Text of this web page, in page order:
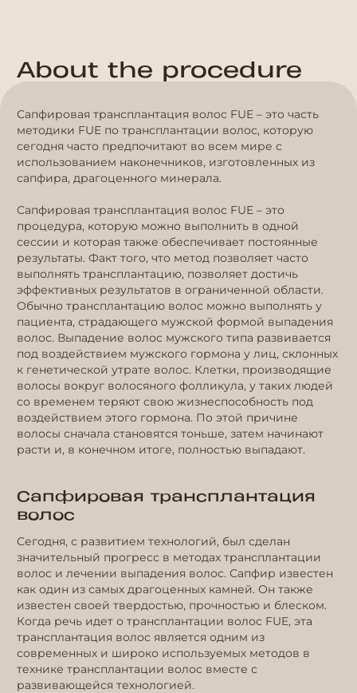
About the procedure
Сапфировая трансплантация волос FUE – это часть
методики FUE по трансплантации волос, которую
сегодня часто предпочитают во всем мире с
использованием наконечников, изготовленных из
сапфира, драгоценного минерала.
Сапфировая трансплантация волос FUE – это
процедура, которую можно выполнить в одной
сессии и которая также обеспечивает постоянные
результаты. Факт того, что метод позволяет часто
выполнять трансплантацию, позволяет достичь
эффективных результатов в ограниченной области.
Обычно трансплантацию волос можно выполнять у
пациента, страдающего мужской формой выпадения
волос. Выпадение волос мужского типа развивается
под воздействием мужского гормона у лиц, склонных
к генетической утрате волос. Клетки, производящие
волосы вокруг волосяного фолликула, у таких людей
со временем теряют свою жизнеспособность под
воздействием этого гормона. По этой причине
волосы сначала становятся тоньше, затем начинают
расти и, в конечном итоге, полностью выпадают.
Сапфировая трансплантация
волос
Сегодня, с развитием технологий, был сделан
значительный прогресс в методах трансплантации
волос и лечении выпадения волос. Сапфир известен
как один из самых драгоценных камней. Он также
известен своей твердостью, прочностью и блеском.
Когда речь идет о трансплантации волос FUE, эта
трансплантация волос является одним из
современных и широко используемых методов в
технике трансплантации волос вместе с
развивающейся технологией.